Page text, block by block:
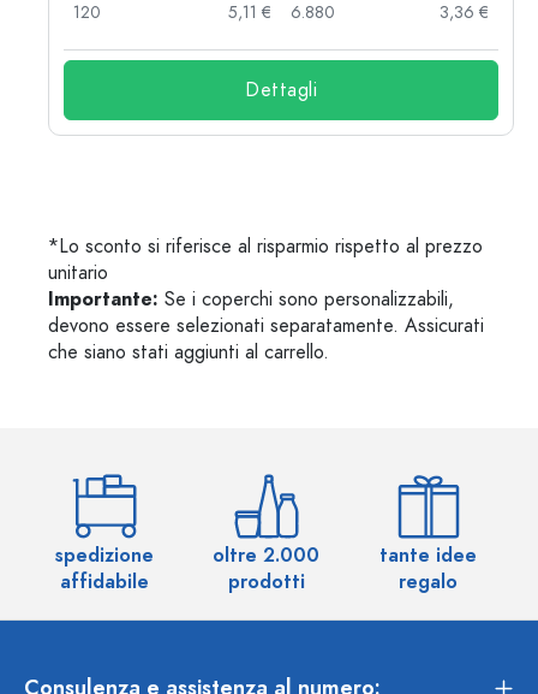
120
5,11 €
6.880
3,36 €
Dettagli
*Lo sconto si riferisce al risparmio rispetto al prezzo
unitario
Importante: Se i coperchi sono personalizzabili,
devono essere selezionati separatamente. Assicurati
che siano stati aggiunti al carrello.
spedizione
affidabile
oltre 2.000
prodotti
tante idee
regalo
Consulenza e assistenza al numero: